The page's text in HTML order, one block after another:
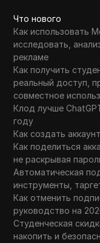
Что нового
Как использовать
исследовать,
рекламе
Как получить
реальный доступ,
совместное
Клод лучше
году
Как создать
Как поделиться
не раскрывая
Автоматическая
инструменты,
Как отменить
руководство на
Студенческая
накопить и